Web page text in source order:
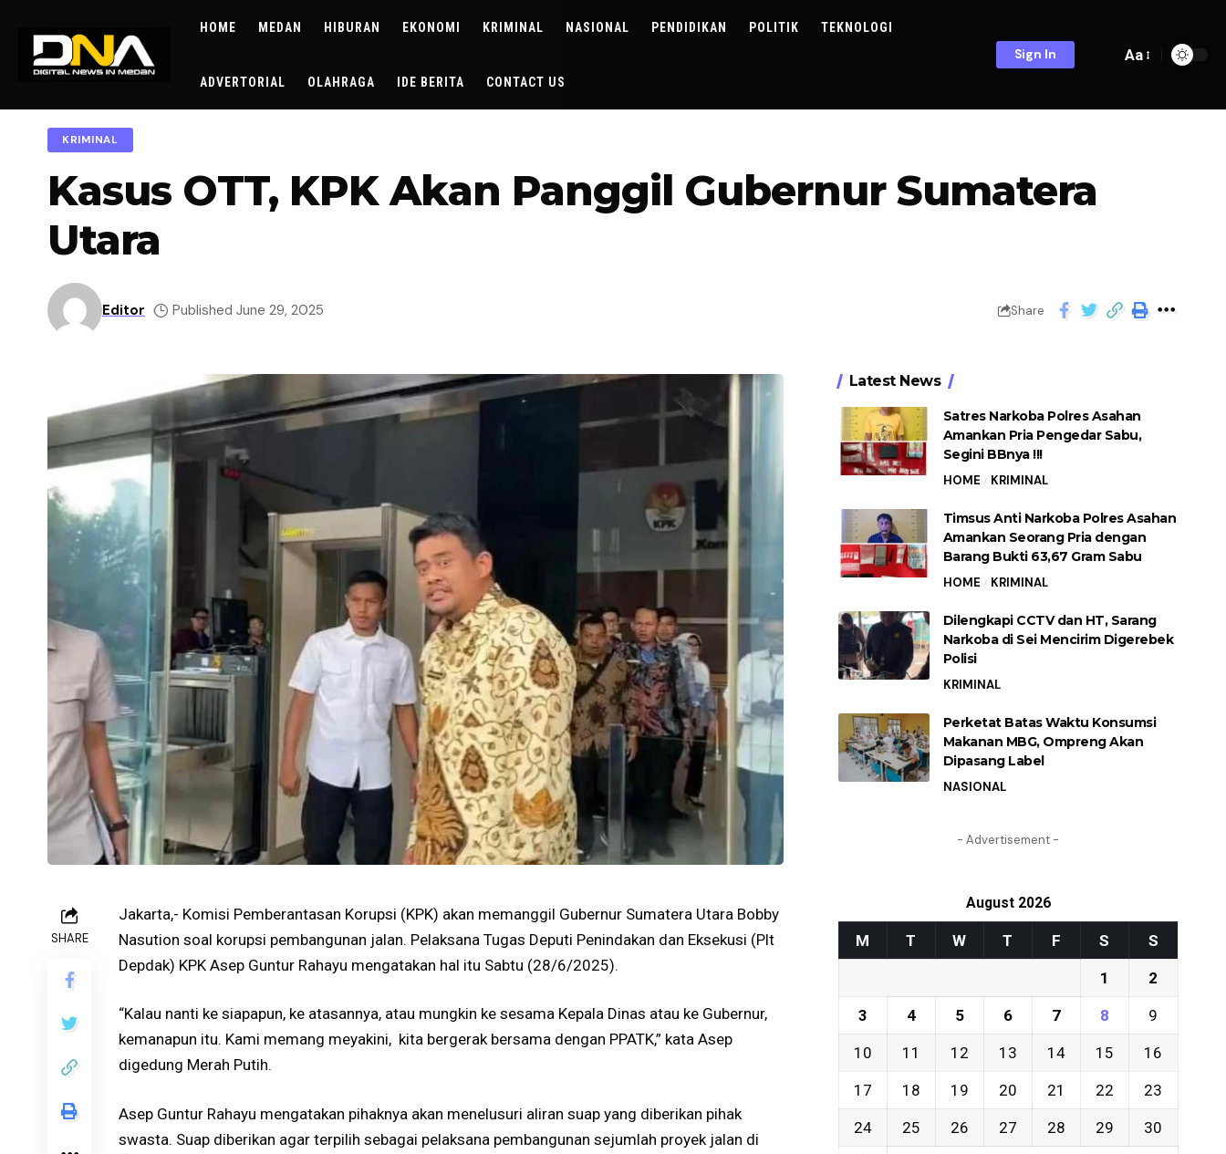
HOME MEDAN HIBURAN EKONOMI KRIMINAL NASIONAL PENDIDIKAN POLITIK TEKNOLOGI
ADVERTORIAL OLAHRAGA IDE BERITA CONTACT US
Sign In Aa
KRIMINAL
Kasus OTT, KPK Akan Panggil Gubernur Sumatera
Utara
Editor Published June 29, 2025 Share
SHARE
Jakarta,- Komisi Pemberantasan Korupsi (KPK) akan memanggil Gubernur Sumatera Utara Bobby
Nasution soal korupsi pembangunan jalan. Pelaksana Tugas Deputi Penindakan dan Eksekusi (Plt
Depdak) KPK Asep Guntur Rahayu mengatakan hal itu Sabtu (28/6/2025).
“Kalau nanti ke siapapun, ke atasannya, atau mungkin ke sesama Kepala Dinas atau ke Gubernur,
kemanapun itu. Kami memang meyakini, kita bergerak bersama dengan PPATK,” kata Asep
digedung Merah Putih.
Asep Guntur Rahayu mengatakan pihaknya akan menelusuri aliran suap yang diberikan pihak
swasta. Suap diberikan agar terpilih sebagai pelaksana pembangunan sejumlah proyek jalan di
Latest News
Satres Narkoba Polres Asahan
Amankan Pria Pengedar Sabu,
Segini BBnya !!!
HOME KRIMINAL
Timsus Anti Narkoba Polres Asahan
Amankan Seorang Pria dengan
Barang Bukti 63,67 Gram Sabu
HOME KRIMINAL
Dilengkapi CCTV dan HT, Sarang
Narkoba di Sei Mencirim Digerebek
Polisi
KRIMINAL
Perketat Batas Waktu Konsumsi
Makanan MBG, Ompreng Akan
Dipasang Label
NASIONAL
- Advertisement -
August 2026
M T W T F S S
1 2
3 4 5 6 7 8 9
10 11 12 13 14 15 16
17 18 19 20 21 22 23
24 25 26 27 28 29 30